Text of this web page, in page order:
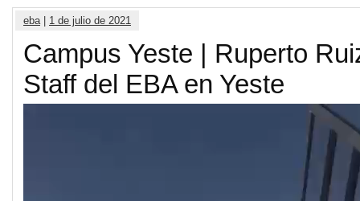
eba| 1 de julio de 2021
Campus Yeste | Ruperto
Staff del EBA en Yeste